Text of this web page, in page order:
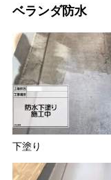
ベランダ防水
下塗り